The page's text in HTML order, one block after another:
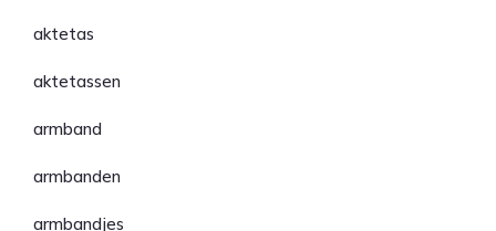
aktetas
aktetassen
armband
armbanden
armbandjes